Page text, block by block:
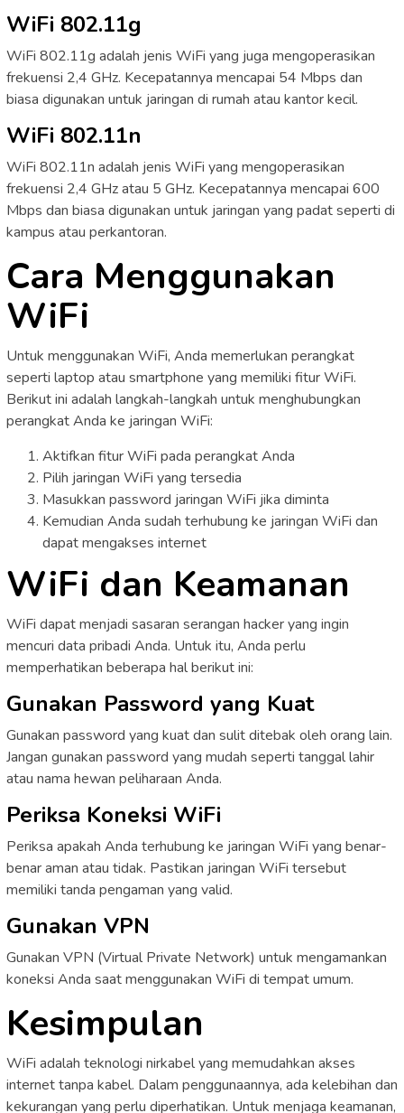
WiFi 802.11g
WiFi 802.11g adalah jenis WiFi yang juga mengoperasikan
frekuensi 2,4 GHz. Kecepatannya mencapai 54 Mbps dan
biasa digunakan untuk jaringan di rumah atau kantor kecil.
WiFi 802.11n
WiFi 802.11n adalah jenis WiFi yang mengoperasikan
frekuensi 2,4 GHz atau 5 GHz. Kecepatannya mencapai 600
Mbps dan biasa digunakan untuk jaringan yang padat seperti di
kampus atau perkantoran.
Cara Menggunakan
WiFi
Untuk menggunakan WiFi, Anda memerlukan perangkat
seperti laptop atau smartphone yang memiliki fitur WiFi.
Berikut ini adalah langkah-langkah untuk menghubungkan
perangkat Anda ke jaringan WiFi:
Aktifkan fitur WiFi pada perangkat Anda
Pilih jaringan WiFi yang tersedia
Masukkan password jaringan WiFi jika diminta
Kemudian Anda sudah terhubung ke jaringan WiFi dan
dapat mengakses internet
WiFi dan Keamanan
WiFi dapat menjadi sasaran serangan hacker yang ingin
mencuri data pribadi Anda. Untuk itu, Anda perlu
memperhatikan beberapa hal berikut ini:
Gunakan Password yang Kuat
Gunakan password yang kuat dan sulit ditebak oleh orang lain.
Jangan gunakan password yang mudah seperti tanggal lahir
atau nama hewan peliharaan Anda.
Periksa Koneksi WiFi
Periksa apakah Anda terhubung ke jaringan WiFi yang benar-
benar aman atau tidak. Pastikan jaringan WiFi tersebut
memiliki tanda pengaman yang valid.
Gunakan VPN
Gunakan VPN (Virtual Private Network) untuk mengamankan
koneksi Anda saat menggunakan WiFi di tempat umum.
Kesimpulan
WiFi adalah teknologi nirkabel yang memudahkan akses
internet tanpa kabel. Dalam penggunaannya, ada kelebihan dan
kekurangan yang perlu diperhatikan. Untuk menjaga keamanan,